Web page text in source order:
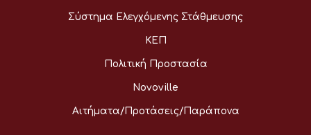
Σύστημα Ελεγχόμενης Στάθμευσης
ΚΕΠ
Πολιτική Προστασία
Novoville
Αιτήματα/Προτάσεις/Παράπονα